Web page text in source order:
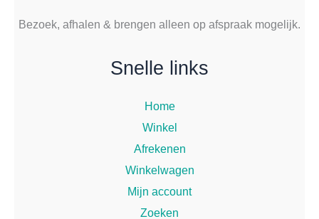
Bezoek, afhalen & brengen alleen op afspraak mogelijk.
Snelle links
Home
Winkel
Afrekenen
Winkelwagen
Mijn account
Zoeken